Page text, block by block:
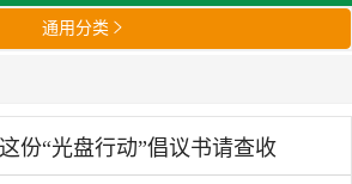
通用分类 
份“光盘行动”倡议书请查收